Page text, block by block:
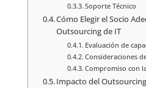
Soporte Técnico
Cómo Elegir el Socio
Outsourcing de IT
Evaluación de
Consideraciones
Compromiso con
Impacto del